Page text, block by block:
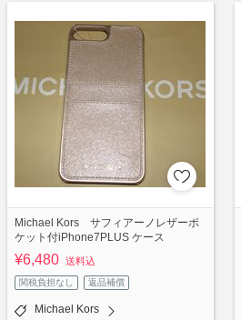
Michael Kors サフィアーノレザーポ
ケット付iPhone7PLUS ケース
¥6,480 送料込
関税負担なし 返品補償
Michael Kors